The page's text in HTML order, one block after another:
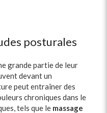
posturales
grande partie de leur
devant un
peut entraîner des
chroniques dans le
tels que le massage